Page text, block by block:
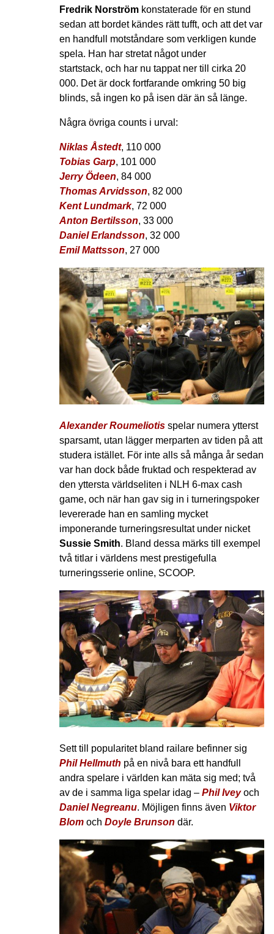
Fredrik Norströmkonstaterade för en stund
sedan att bordet kändes rätt tufft, och att det var
en handfull motståndare som verkligen kunde
spela. Han har stretat något under
startstack, och har nu tappat ner till cirka 20
000. Det är dock fortfarande omkring 50 big
blinds, så ingen ko på isen där än så länge.
Några övriga counts i urval:
Niklas Åstedt, 110 000
Tobias Garp, 101 000
Jerry Ödeen, 84 000
Thomas Arvidsson, 82 000
Kent Lundmark, 72 000
Anton Bertilsson, 33 000
Daniel Erlandsson, 32 000
Emil Mattsson, 27 000
Alexander Roumeliotisspelar numera ytterst
sparsamt, utan lägger merparten av tiden på att
studera istället. För inte alls så många år sedan
var han dock både fruktad och respekterad av
den yttersta världseliten i NLH 6-max cash
game, och när han gav sig in i turneringspoker
levererade han en samling mycket
imponerande turneringsresultat under nicket
Sussie Smith. Bland dessa märks till exempel
två titlar i världens mest prestigefulla
turneringsserie online, SCOOP.
Sett till popularitet bland railare befinner sig
Phil Hellmuth på en nivå bara ett handfull
andra spelare i världen kan mäta sig med; två
av de i samma liga spelar idag – Phil Iveyoch
Daniel Negreanu. Möjligen finns även Viktor
Blomoch Doyle Brunson där.